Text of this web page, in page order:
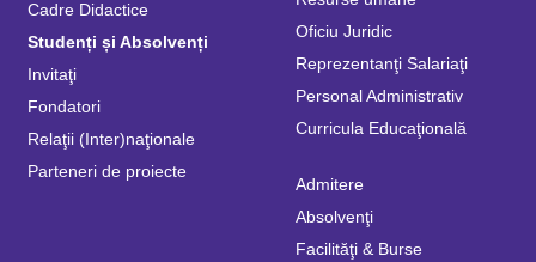
Cadre Didactice
Studenți și Absolvenți
Invitaţi
Fondatori
Relaţii (Inter)naţionale
Parteneri de proiecte
Oficiu Juridic
Reprezentanţi Salariaţi
Personal Administrativ
Curricula Educaţională
Admitere
Absolvenţi
Facilităţi & Burse